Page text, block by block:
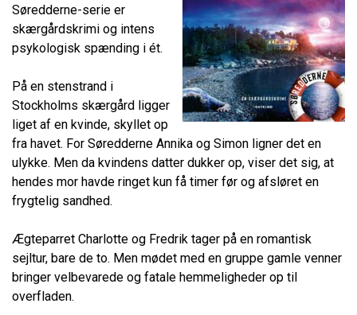
Søredderne-serie er
skærgårdskrimi og intens
psykologisk spænding i ét.
På en stenstrand i
Stockholms skærgård ligger
liget af en kvinde, skyllet op
fra havet. For Søredderne Annika og Simon ligner det en
ulykke. Men da kvindens datter dukker op, viser det sig, at
hendes mor havde ringet kun få timer før og afsløret en
frygtelig sandhed.
Ægteparret Charlotte og Fredrik tager på en romantisk
sejltur, bare de to. Men mødet med en gruppe gamle venner
bringer velbevarede og fatale hemmeligheder op til
overfladen.